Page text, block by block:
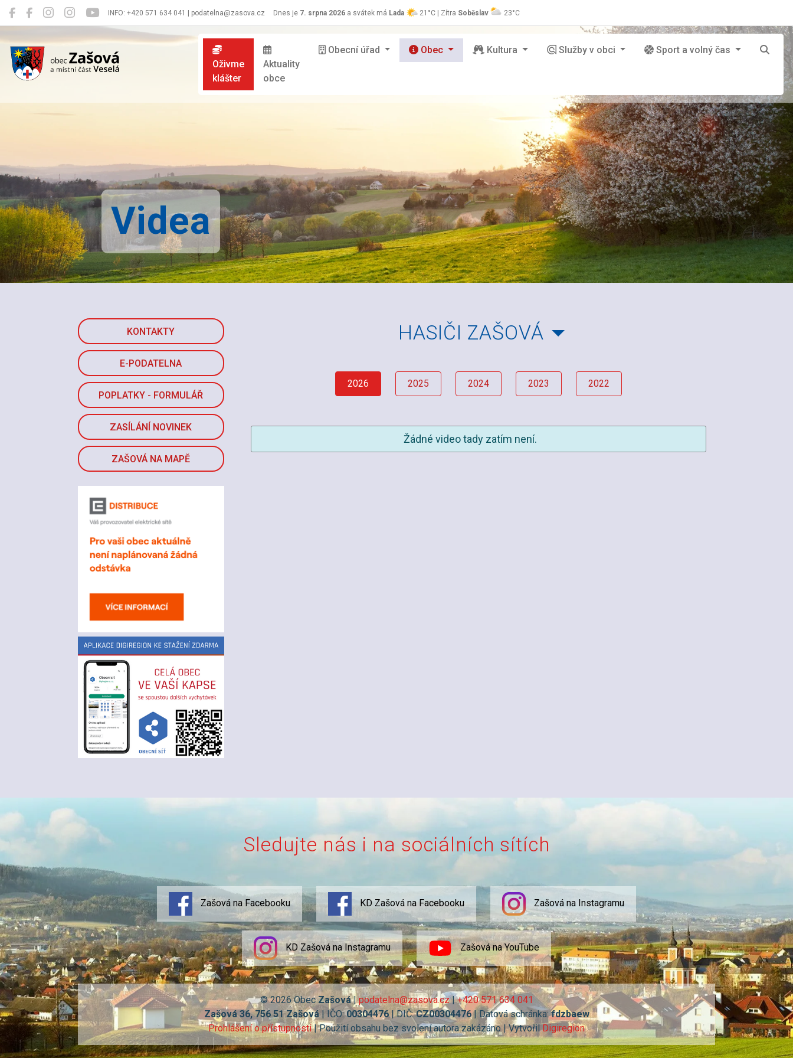
INFO: +420 571 634 041 | podatelna@zasova.cz Dnes je 7. srpna 2026 a svátek má Lada 21°C | Zítra Soběslav 23°C
Zašová
Oživme
klášter
Aktuality
obce
Obecní úřad Obec Kultura Služby v obci Sport a volný čas
Videa
KONTAKTY
E-PODATELNA
POPLATKY - FORMULÁŘ
ZASÍLÁNÍ NOVINEK
ZAŠOVÁ NA MAPĚ
HASIČI ZAŠOVÁ
2026 2025 2024 2023 2022
Žádné video tady zatím není.
Sledujte nás i na sociálních sítích
Zašová na Facebooku KD Zašová na Facebooku Zašová na Instagramu
KD Zašová na Instagramu Zašová na YouTube
© 2026 ObecZašová|podatelna@zasova.cz|+420 571 634 041
Zašová 36, 756 51 Zašová| IČO:00304476| DIČ:CZ00304476| Datová schránka:fdzbaew
Prohlášení o přístupnosti| Použití obsahu bez svolení autora zakázáno | VytvořilDigiregion